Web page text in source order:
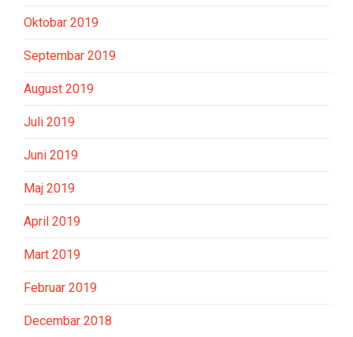
Oktobar 2019
Septembar 2019
August 2019
Juli 2019
Juni 2019
Maj 2019
April 2019
Mart 2019
Februar 2019
Decembar 2018